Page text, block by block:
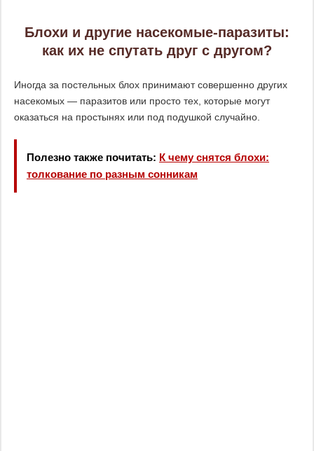
Блохи и другие насекомые-паразиты:
как их не спутать друг с другом?
Иногда за постельных блох принимают совершенно других
насекомых — паразитов или просто тех, которые могут
оказаться на простынях или под подушкой случайно.
Полезно также почитать: К чему снятся блохи:
толкование по разным сонникам